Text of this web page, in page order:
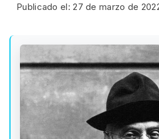
Publicado el: 27 de marzo de